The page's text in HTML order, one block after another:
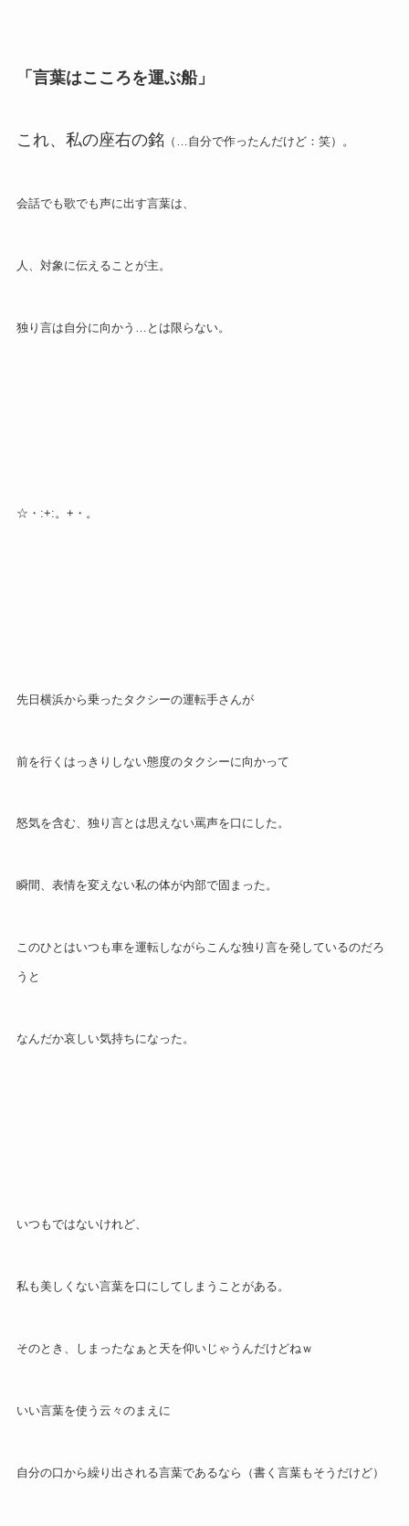
「言葉はこころを運ぶ船」
これ、私の座右の銘 （…自分で作ったんだけど：笑）。
会話でも歌でも声に出す言葉は、
人、対象に伝えることが主。
独り言は自分に向かう…とは限らない。
☆・:+:。+・。
先日横浜から乗ったタクシーの運転手さんが
前を行くはっきりしない態度のタクシーに向かって
怒気を含む、独り言とは思えない罵声を口にした。
瞬間、表情を変えない私の体が内部で固まった。
このひとはいつも車を運転しながらこんな独り言を発しているのだろ
うと
なんだか哀しい気持ちになった。
いつもではないけれど、
私も美しくない言葉を口にしてしまうことがある。
そのとき、しまったなぁと天を仰いじゃうんだけどねｗ
いい言葉を使う云々のまえに
自分の口から繰り出される言葉であるなら（書く言葉もそうだけど）